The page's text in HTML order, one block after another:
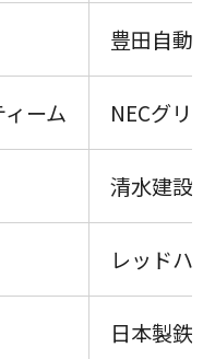
豊田自動
ーム NECグリ
清水建設
レッドハ
日本製鉄